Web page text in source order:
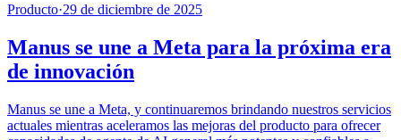
Producto·29 de diciembre de 2025
Manus se une a Meta para la próxima era
de innovación
Manus se une a Meta, y continuaremos brindando nuestros servicios
actuales mientras aceleramos las mejoras del producto para ofrecer